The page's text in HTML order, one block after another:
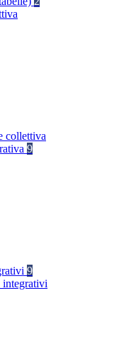
collettiva
9
9
integrativi